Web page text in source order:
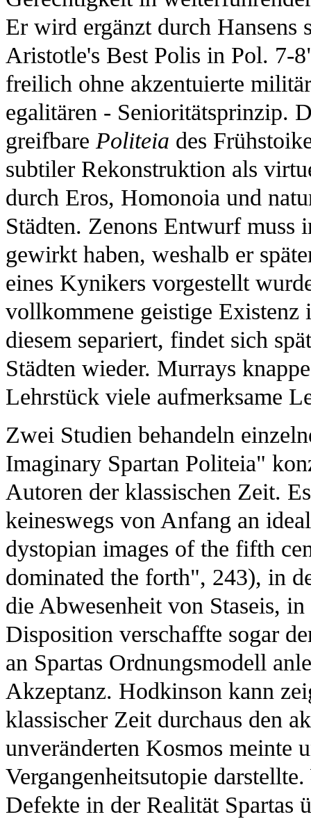
Er wird ergänzt durch Hansens
Aristotle's Best Polis in Pol. 7-
freilich ohne akzentuierte
egalitären - Senioritätsprinzip.
greifbare Politeia des
subtiler Rekonstruktion als
durch Eros, Homonoia und
Städten. Zenons Entwurf muss
gewirkt haben, weshalb er
eines Kynikers vorgestellt
vollkommene geistige
diesem separiert, findet sich
Städten wieder. Murrays
Lehrstück viele aufmerksame
Zwei Studien behandeln
Imaginary Spartan Politeia"
Autoren der klassischen Zeit.
keineswegs von Anfang an
dystopian images of the fifth
dominated the forth", 243), in
die Abwesenheit von Staseis,
Disposition verschaffte sogar
an Spartas Ordnungsmodell
Akzeptanz. Hodkinson kann
klassischer Zeit durchaus den
unveränderten Kosmos meinte
Vergangenheitsutopie
Defekte in der Realität Spartas